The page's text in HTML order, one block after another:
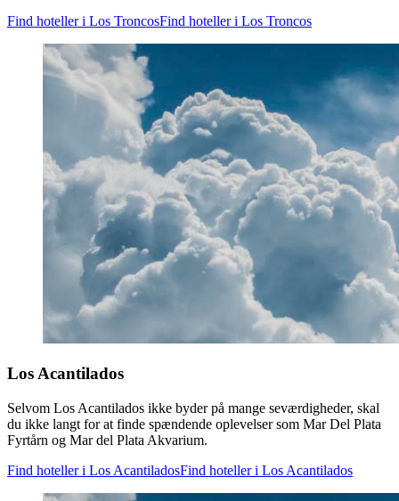
Find hoteller i Los TroncosFind hoteller i Los Troncos
Los Acantilados
Selvom Los Acantilados ikke byder på mange seværdigheder, skal
du ikke langt for at finde spændende oplevelser som Mar Del Plata
Fyrtårn og Mar del Plata Akvarium.
Find hoteller i Los AcantiladosFind hoteller i Los Acantilados